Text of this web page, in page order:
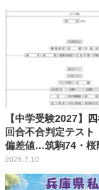
【中学受験2027】
回合不合判定テスト
偏差値…筑駒74・桜
2026.7.10